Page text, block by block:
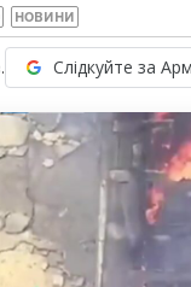
НОВИНИ
Слідкуйте за